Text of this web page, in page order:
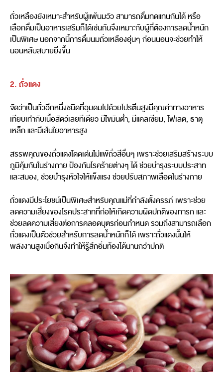
ถั่วเหลืองยังเหมาะสำหรับผู้แพ้นมวัว สามารถดื่มทดแทนกันได้ หรือ
เลือกดื่มเป็นอาหารเสริมก็ได้เช่นกันจึงเหมาะกับผู้ที่ต้องการลดน้ำหนัก
เป็นพิเศษ นอกจากนี้การดื่มนมถั่วเหลืองอุ่นๆ ก่อนนอนจะช่วยทำให้
นอนหลับสบายยิ่งขึ้น
2. ถั่วแดง
จัดว่าเป็นถั่วอีกหนึ่งชนิดที่อุมดมไปด้วยโปรตีนสูงมีคุณค่าทางอาหาร
เทียบเท่ากับเนื้อสัตว์เลยทีเดียว มีไขมันต่ำ, มีแคลเซียม, โฟเลต, ธาตุ
เหล็ก และมีเส้นใยอาหารสูง
สรรพคุณของถั่วแดงโดดเด่นไม่แพ้ถั่วสีอื่นๆ เพราะช่วยเสริมสร้างระบบ
ภูมิคุ้มกันในร่างกาย ป้องกันโรคร้ายต่างๆ ได้ ช่วยบำรุงระบบประสาท
และสมอง, ช่วยบำรุงหัวใจให้แข็งแรง ช่วยปรับสภาพเลือดในร่างกาย
ถั่วแดงมีประโยชน์เป็นพิเศษสำหรับคุณแม่ที่กำลังตั้งครรภ์ เพราะช่วย
ลดความเสี่ยงของโรคประสาทที่ก่อให้เกิดความผิดปกติของทารก และ
ช่วยลดความเสี่ยงต่อการคลอดบุตรก่อนกำหนด รวมถึงสามารถเลือก
ถั่วแดงเป็นตัวช่วยสำหรับการลดน้ำหนักก็ได้ เพราะถั่วแดงนั้นให้
พลังงานสูงเมื่อกินจึงทำให้รู้สึกอิ่มท้องได้นานกว่าปกติ